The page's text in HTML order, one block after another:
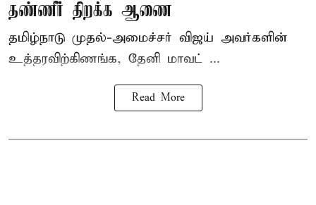
தண்ணீர் திறக்க ஆணை
தமிழ்நாடு முதல்-அமைச்சர் விஜய் அவர்களின்
உத்தரவிற்கிணங்க, தேனி மாவட் ...
Read More